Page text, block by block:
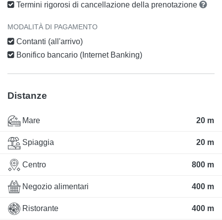
Termini rigorosi di cancellazione della prenotazione
MODALITÀ DI PAGAMENTO
Contanti (all'arrivo)
Bonifico bancario (Internet Banking)
Distanze
Mare 20 m
Spiaggia 20 m
Centro 800 m
Negozio alimentari 400 m
Ristorante 400 m